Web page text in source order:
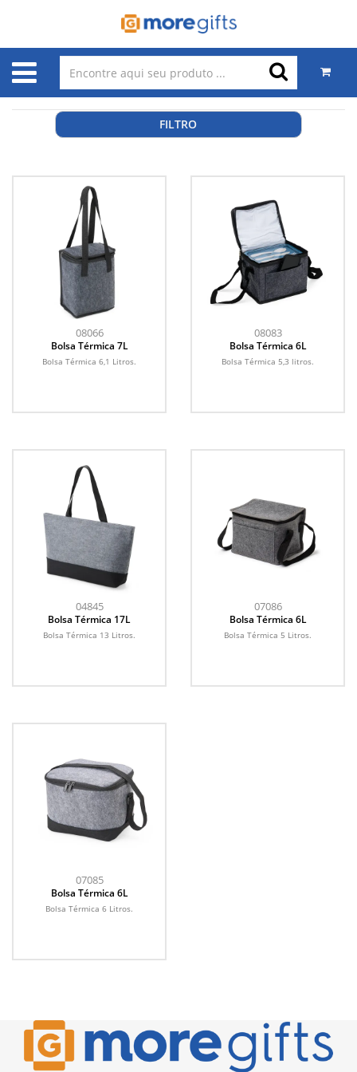
FILTRO
08066
Bolsa Térmica 7L
Bolsa Térmica 6,1 Litros.
08083
Bolsa Térmica 6L
Bolsa Térmica 5,3 litros.
04845
Bolsa Térmica 17L
Bolsa Térmica 13 Litros.
07086
Bolsa Térmica 6L
Bolsa Térmica 5 Litros.
07085
Bolsa Térmica 6L
Bolsa Térmica 6 Litros.